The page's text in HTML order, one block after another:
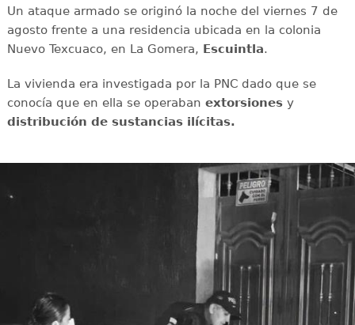
Un ataque armado se originó la noche del viernes 7 de
agosto frente a una residencia ubicada en la colonia
Nuevo Texcuaco, en La Gomera, Escuintla.
La vivienda era investigada por la PNC dado que se
conocía que en ella se operaban extorsionesy
distribución de sustancias ilícitas.